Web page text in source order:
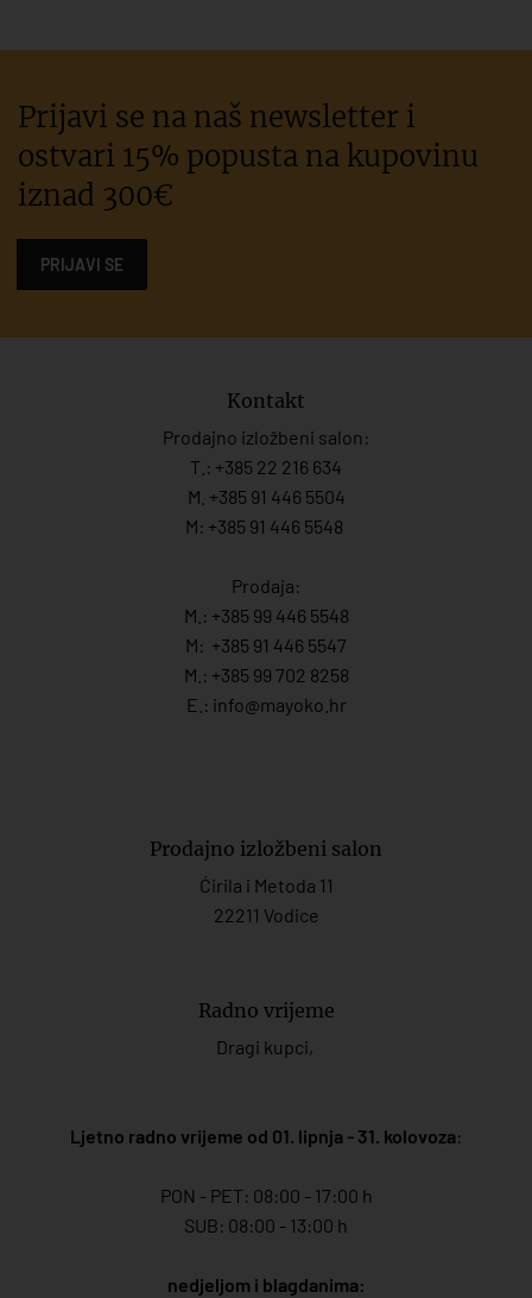
Prijavi se na naš newsletter i
ostvari 15% popusta na kupovinu
iznad 300€
PRIJAVI SE
Kontakt
Prodajno izložbeni salon:
T.: +385 22 216 634
M. +385 91 446 5504
M: +385 91 446 5548
Prodaja:
M.: +385 99 446 5548
M: +385 91 446 5547
M.: +385 99 702 8258
E.: info@mayoko. hr
Prodajno izložbeni salon
Ćirila i Metoda 11
22211 Vodice
Radno vrijeme
Dragi kupci,
Ljetno radno vrijeme od 01. lipnja - 31. kolovoza:
PON - PET: 08:00 - 17:00 h
SUB: 08:00 - 13:00 h
nedjeljom i blagdanima: